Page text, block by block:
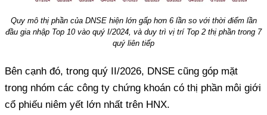
Quy mô thị phần của DNSE hiện lớn gấp hơn 6 lần so với thời điểm lần
đầu gia nhập Top 10 vào quý I/2024, và duy trì vị trí Top 2 thị phần trong 7
quý liên tiếp
Bên cạnh đó, trong quý II/2026, DNSE cũng góp mặt
trong nhóm các công ty chứng khoán có thị phần môi giới
cổ phiếu niêm yết lớn nhất trên HNX.